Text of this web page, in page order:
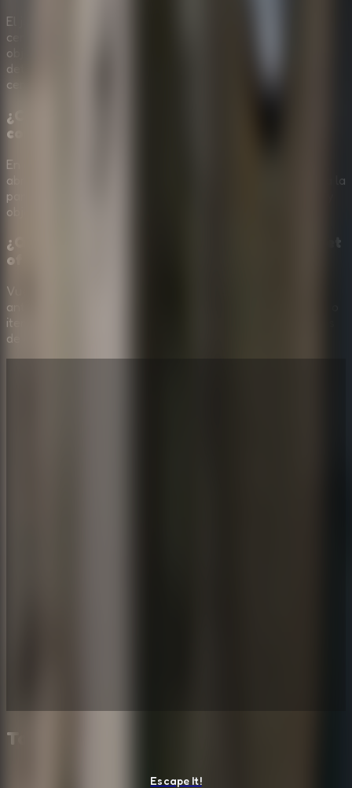
El juego se centra en observación, objetos ocultos,
cerraduras lógicas, símbolos, colores, patrones y uso de
objetos. La mayoría de soluciones salen de relacionar un
detalle de la habitación con un mecanismo o una pista
cercana.
¿Cómo funcionan los controles en
computadora y móvil?
En computadora, usa el mouse para hacer clic en objetos,
abrir paneles e inspeccionar pistas. En móvil o tablet, toca la
pantalla para interactuar con muebles, cajas, cerraduras y
objetos útiles.
¿Qué hago si me atasco en Escape Room: Secret
of Memories?
Vuelve a lugares que ya revisaste y busca detalles que
antes no parecían importantes. Un número, color, símbolo o
item encontrado al principio puede cobrar sentido después
de descubrir otra pista.
También te puede gustar
Escape It!